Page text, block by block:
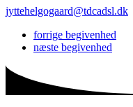
jyttehelgogaard@tdcadsl.dk
forrige begivenhed
næste begivenhed